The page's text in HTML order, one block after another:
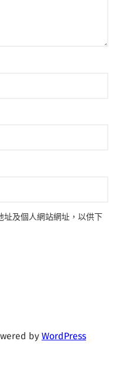
址及個人網站網址，以供下
by WordPress